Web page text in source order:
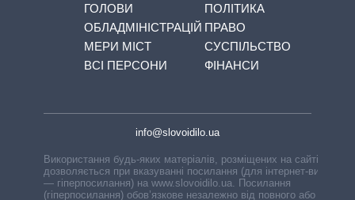
ГОЛОВИ
ОБЛАДМІНІСТРАЦІЙ
МЕРИ МІСТ
ВСІ ПЕРСОНИ
ПОЛІТИКА
ПРАВО
СУСПІЛЬСТВО
ФІНАНСИ
info@slovoidilo.ua
Використання будь-яких матеріалів, розміщених на сайті,
дозволяється при вказуванні посилання (для інтернет-видань
— гіперпосилання) на www.slovoidilo.ua. Посилання
(гіперпосилання) обов’язкове незалежно від повного або